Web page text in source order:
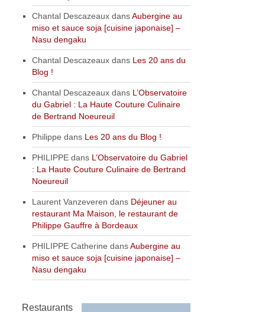
Chantal Descazeaux dansAubergine au
miso et sauce soja [cuisine japonaise] –
Nasu dengaku
Chantal Descazeaux dans Les 20 ans du
Blog !
Chantal Descazeaux dans L’Observatoire
du Gabriel : La Haute Couture Culinaire
de Bertrand Noeureuil
Philippe dans Les 20 ans du Blog !
PHILIPPE dans L’Observatoire du Gabriel
: La Haute Couture Culinaire de Bertrand
Noeureuil
Laurent Vanzeveren dans Déjeuner au
restaurant Ma Maison, le restaurant de
Philippe Gauffre à Bordeaux
PHILIPPE Catherine dansAubergine au
miso et sauce soja [cuisine japonaise] –
Nasu dengaku
Restaurants